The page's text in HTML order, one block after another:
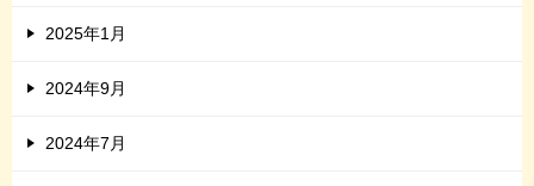
2025年1月
2024年9月
2024年7月